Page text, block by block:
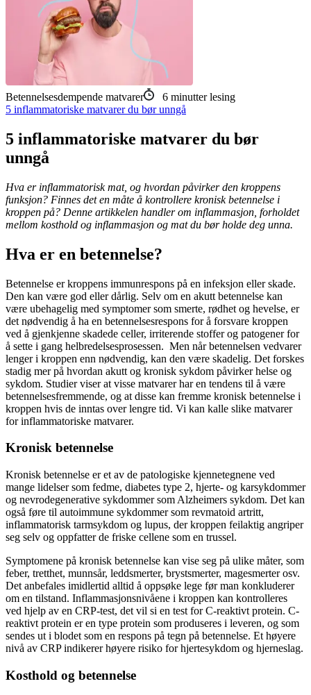
Betennelsesdempende matvarer 6 minutter lesing
5 inflammatoriske matvarer du bør unngå
5 inflammatoriske matvarer du bør
unngå
Hva er inflammatorisk mat, og hvordan påvirker den kroppens
funksjon? Finnes det en måte å kontrollere kronisk betennelse i
kroppen på? Denne artikkelen handler om inflammasjon, forholdet
mellom kosthold og inflammasjon og mat du bør holde deg unna.
Hva er en betennelse?
Betennelse er kroppens immunrespons på en infeksjon eller skade.
Den kan være god eller dårlig. Selv om en akutt betennelse kan
være ubehagelig med symptomer som smerte, rødhet og hevelse, er
det nødvendig å ha en betennelsesrespons for å forsvare kroppen
ved å gjenkjenne skadede celler, irriterende stoffer og patogener for
å sette i gang helbredelsesprosessen. Men når betennelsen vedvarer
lenger i kroppen enn nødvendig, kan den være skadelig. Det forskes
stadig mer på hvordan akutt og kronisk sykdom påvirker helse og
sykdom. Studier viser at visse matvarer har en tendens til å være
betennelsesfremmende, og at disse kan fremme kronisk betennelse i
kroppen hvis de inntas over lengre tid. Vi kan kalle slike matvarer
for inflammatoriske matvarer.
Kronisk betennelse
Kronisk betennelse er et av de patologiske kjennetegnene ved
mange lidelser som fedme, diabetes type 2, hjerte- og karsykdommer
og nevrodegenerative sykdommer som Alzheimers sykdom. Det kan
også føre til autoimmune sykdommer som revmatoid artritt,
inflammatorisk tarmsykdom og lupus, der kroppen feilaktig angriper
seg selv og oppfatter de friske cellene som en trussel.
Symptomene på kronisk betennelse kan vise seg på ulike måter, som
feber, tretthet, munnsår, leddsmerter, brystsmerter, magesmerter osv.
Det anbefales imidlertid alltid å oppsøke lege før man konkluderer
om en tilstand. Inflammasjonsnivåene i kroppen kan kontrolleres
ved hjelp av en CRP-test, det vil si en test for C-reaktivt protein. C-
reaktivt protein er en type protein som produseres i leveren, og som
sendes ut i blodet som en respons på tegn på betennelse. Et høyere
nivå av CRP indikerer høyere risiko for hjertesykdom og hjerneslag.
Kosthold og betennelse